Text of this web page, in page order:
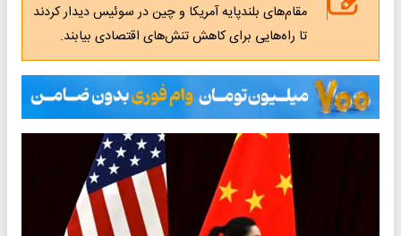
مقام‌های بلندپایه آمریکا و چین در سوئیس دیدار کردند
تا راه‌هایی برای کاهش تنش‌های اقتصادی بیابند.